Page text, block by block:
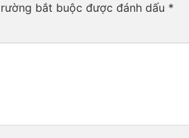
bắt buộc được đánh dấu *